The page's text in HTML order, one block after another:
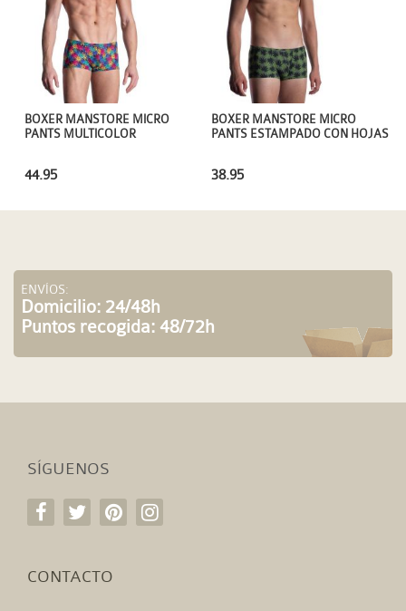
BOXER MANSTORE MICRO
PANTS ESTAMPADO CON HOJAS
38.95
BOXER MANSTORE MICRO
PANTS MULTICOLOR
44.95
ENVÍOS:
Domicilio: 24/48h
Puntos recogida: 48/72h
SÍGUENOS
CONTACTO